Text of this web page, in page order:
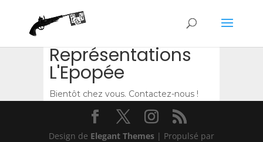
Représentations
L'Epopée
Bientôt chez vous. Contactez-nous !
Design de Elegant Themes| Propulsé par